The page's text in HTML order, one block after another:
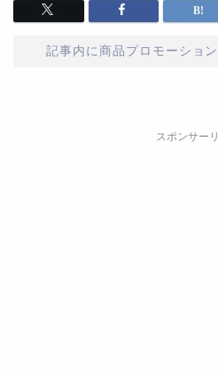
記事内に商品プロモーショ
スポンサー